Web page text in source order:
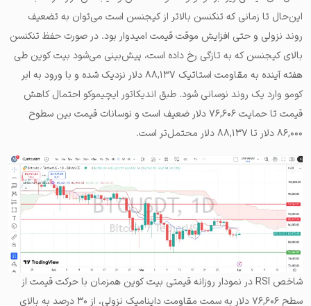
این‌حال تا زمانی که تنکنسن بالاتر از کیجنسن است می‌توان به تضعیف
روند نزولی و حتی افزایش موقت قیمت امیدوار بود. در صورت حفظ تنکنسن
بالای کیجنسن که به تازگی رخ داده است، پیش‌بینی می‌شود بیت کوین طی
هفته آینده به مقاومت استاتیک ۸۸,۱۳۷ دلار نزدیک شده و با ورود به ابر
کومو وارد یک روند نوسانی شود. طبق اندیکاتور ایچیموکو احتمال کاهش
قیمت تا حمایت ۷۶,۶۰۶ دلار ضعیف است و نوسانات قیمت بین سطوح
۸۶,۰۰۰ دلار تا ۸۸,۱۳۷ دلار محتمل‌تر است.
شاخص RSI در نمودار روزانه قیمتی بیت کوین همزمان با حرکت قیمت از
سطح ۷۶,۶۰۶ دلار به سمت مقاومت داینامیک نزولی، از ۳۰ درصد به بالای